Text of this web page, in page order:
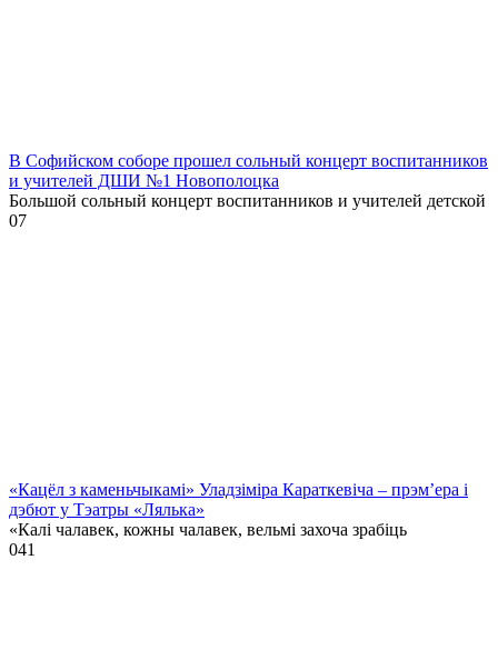
В Софийском соборе прошел сольный концерт воспитанников
и учителей ДШИ №1 Новополоцка
Большой сольный концерт воспитанников и учителей детской
07
«Кацёл з каменьчыкамі» Уладзіміра Караткевіча – прэм’ера і
дэбют у Тэатры «Лялька»
«Калі чалавек, кожны чалавек, вельмі захоча зрабіць
041